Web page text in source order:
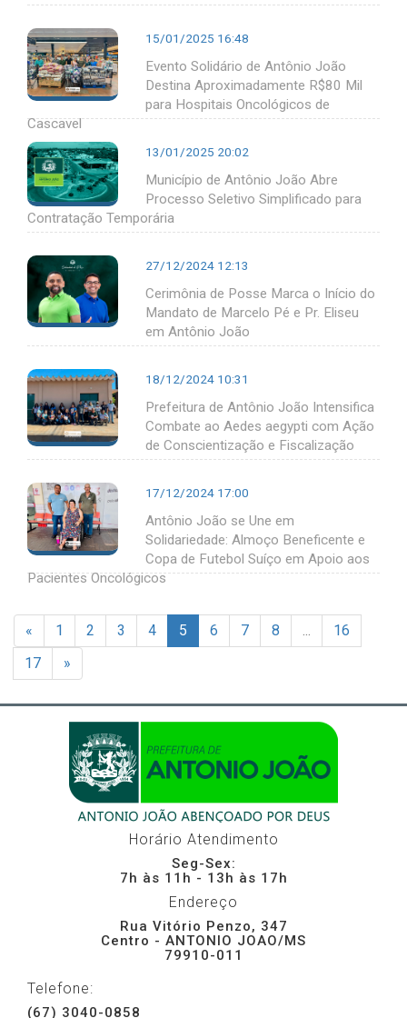
15/01/2025 16:48
Evento Solidário de Antônio João
Destina Aproximadamente R$80 Mil
para Hospitais Oncológicos de
Cascavel
13/01/2025 20:02
Município de Antônio João Abre
Processo Seletivo Simplificado para
Contratação Temporária
27/12/2024 12:13
Cerimônia de Posse Marca o Início do
Mandato de Marcelo Pé e Pr. Eliseu
em Antônio João
18/12/2024 10:31
Prefeitura de Antônio João Intensifica
Combate ao Aedes aegypti com Ação
de Conscientização e Fiscalização
17/12/2024 17:00
Antônio João se Une em
Solidariedade: Almoço Beneficente e
Copa de Futebol Suíço em Apoio aos
Pacientes Oncológicos
« 1 2 3 4 5 6 7 8
16
17
»
Horário Atendimento
Seg-Sex:
7h às 11h - 13h às 17h
Endereço
Rua Vitório Penzo, 347
Centro - ANTONIO JOAO/MS
79910-011
Telefone:
(67) 3040-0858